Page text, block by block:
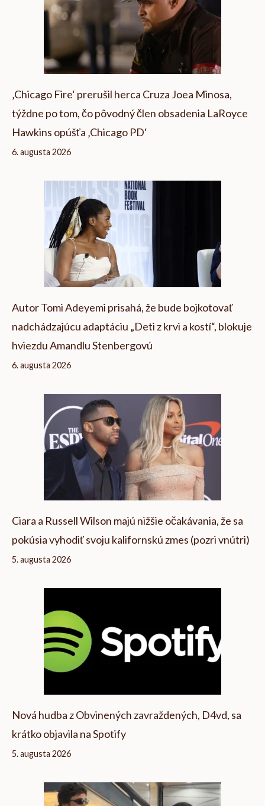
‚Chicago Fire‘ prerušil herca Cruza Joea Minosa,
týždne po tom, čo pôvodný člen obsadenia LaRoyce
Hawkins opúšťa ‚Chicago PD‘
6. augusta 2026
Autor Tomi Adeyemi prisahá, že bude bojkotovať
nadchádzajúcu adaptáciu „Deti z krvi a kostí“, blokuje
hviezdu Amandlu Stenbergovú
6. augusta 2026
Ciara a Russell Wilson majú nižšie očakávania, že sa
pokúsia vyhodiť svoju kalifornskú zmes (pozri vnútri)
5. augusta 2026
Nová hudba z Obvinených zavraždených, D4vd, sa
krátko objavila na Spotify
5. augusta 2026